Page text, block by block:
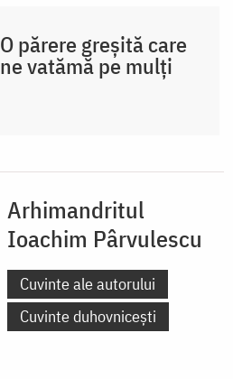
O părere greșită care
ne vatămă pe mulți
Arhimandritul
Ioachim Pârvulescu
Cuvinte ale autorului
Cuvinte duhovnicești